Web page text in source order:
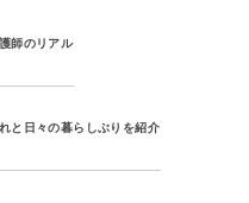
師のリアル
と日々の暮らしぶりを紹介